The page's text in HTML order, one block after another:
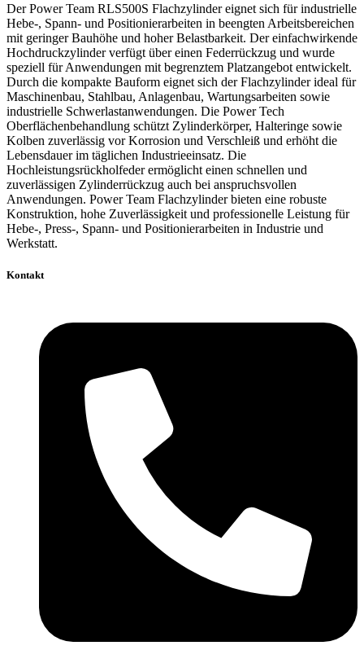
Der Power Team RLS500S Flachzylinder eignet sich für industrielle
Hebe-, Spann- und Positionierarbeiten in beengten Arbeitsbereichen
mit geringer Bauhöhe und hoher Belastbarkeit. Der einfachwirkende
Hochdruckzylinder verfügt über einen Federrückzug und wurde
speziell für Anwendungen mit begrenztem Platzangebot entwickelt.
Durch die kompakte Bauform eignet sich der Flachzylinder ideal für
Maschinenbau, Stahlbau, Anlagenbau, Wartungsarbeiten sowie
industrielle Schwerlastanwendungen. Die Power Tech
Oberflächenbehandlung schützt Zylinderkörper, Halteringe sowie
Kolben zuverlässig vor Korrosion und Verschleiß und erhöht die
Lebensdauer im täglichen Industrieeinsatz. Die
Hochleistungsrückholfeder ermöglicht einen schnellen und
zuverlässigen Zylinderrückzug auch bei anspruchsvollen
Anwendungen. Power Team Flachzylinder bieten eine robuste
Konstruktion, hohe Zuverlässigkeit und professionelle Leistung für
Hebe-, Press-, Spann- und Positionierarbeiten in Industrie und
Werkstatt.
Kontakt